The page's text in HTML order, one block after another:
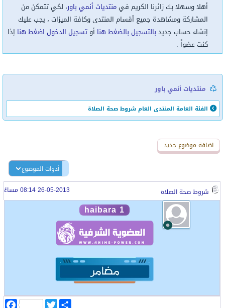
أهلا وسهلا بك زائرنا الكريم فيمنتديات أنمي باور، لكي تتمكن من
المشاركة ومشاهدة جميع أقسام المنتدى وكافة الميزات ، يجب عليك
إنشاء حساب جديد بالتسجيل بالضغط هنا أوتسجيل الدخول اضغط هنا إذا
كنت عضواً .
منتديات أنمي باور
الفئة العامة المنتدى العام شروط صحة الصلاة
اضافة رد جديد
اضافة موضوع جديد
أدوات الموضوع
شروط صحة الصلاة 26-05-2013 08:14 مساءً
haibara 1
T